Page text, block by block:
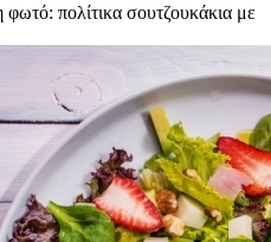
πολίτικα σουτζουκάκια με